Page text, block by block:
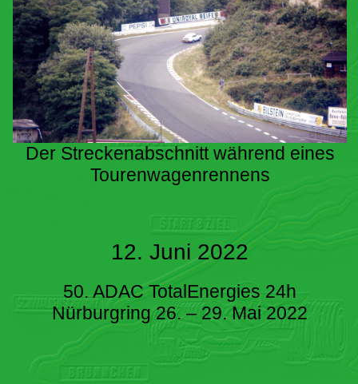
Der Streckenabschnitt während eines
Tourenwagenrennens
12. Juni 2022
50. ADAC TotalEnergies 24h
Nürburgring 26. – 29. Mai 2022